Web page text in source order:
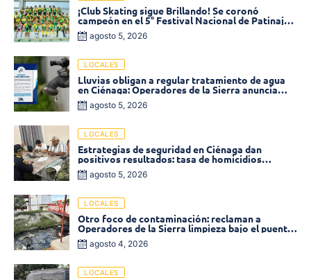
¡Club Skating sigue Brillando! Se coronó
campeón en el 5° Festival Nacional de Patinaje
«Soledad sobre Ruedas»
agosto 5, 2026
LOCALES
Lluvias obligan a regular tratamiento de agua
en Ciénaga: Operadores de la Sierra anuncia
baja presión en varios sectores
agosto 5, 2026
LOCALES
Estrategias de seguridad en Ciénaga dan
positivos resultados: tasa de homicidios
disminuyó un 58% en 2026
agosto 5, 2026
LOCALES
Otro foco de contaminación: reclaman a
Operadores de la Sierra limpieza bajo el puente
de la calle 19 con carrera 11
agosto 4, 2026
LOCALES